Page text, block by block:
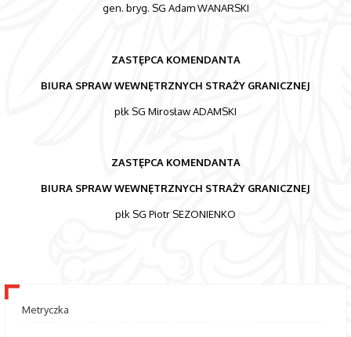
gen. bryg. SG Adam WANARSKI
ZASTĘPCA KOMENDANTA
BIURA SPRAW WEWNĘTRZNYCH STRAŻY GRANICZNEJ
płk SG Mirosław ADAMSKI
ZASTĘPCA KOMENDANTA
BIURA SPRAW WEWNĘTRZNYCH STRAŻY GRANICZNEJ
płk SG Piotr SEZONIENKO
Metryczka